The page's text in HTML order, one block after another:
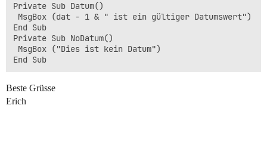
Private Sub Datum()
MsgBox (dat - 1 & " ist ein gültiger Datumswert")
End Sub
Private Sub NoDatum()
MsgBox ("Dies ist kein Datum")
Beste Grüsse
Erich